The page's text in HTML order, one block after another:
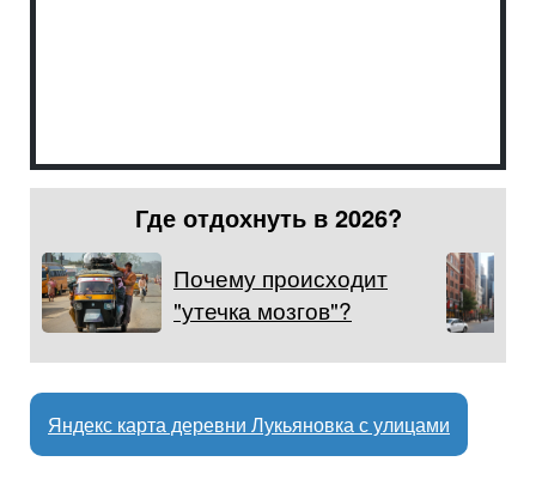
Где отдохнуть в 2026?
Почему происходит
"утечка мозгов"?
Яндекс карта деревни Лукьяновка с улицами